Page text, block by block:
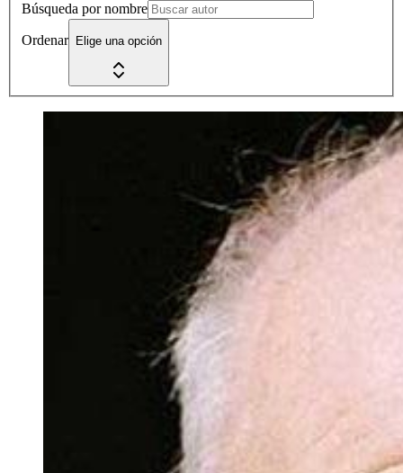
Búsqueda por nombre
Ordenar Elige una opción